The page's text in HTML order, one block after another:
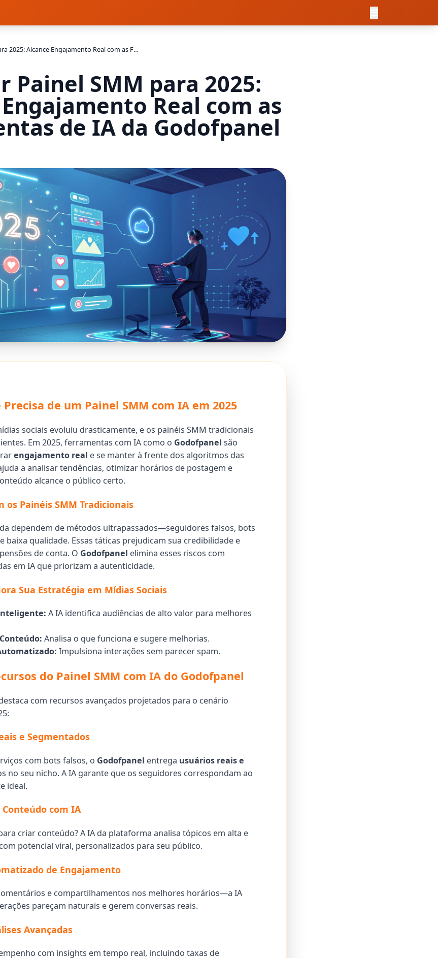
Melhor Painel SMM para 2025: Alcance Engajamento Real com as Ferramentas de IA da Godofpanel
Painel SMM para 2025:
Real com as
de IA da Godofpanel
Precisa de um Painel SMM com IA em 2025
sociais evoluiu drasticamente, e os painéis SMM tradicionais
Em 2025, ferramentas com IA como o Godofpanel são
engajamento real e se manter à frente dos algoritmos das
a analisar tendências, otimizar horários de postagem e
alcance o público certo.
os Painéis SMM Tradicionais
dependem de métodos ultrapassados—seguidores falsos, bots
baixa qualidade. Essas táticas prejudicam sua credibilidade e
de conta. O Godofpanel elimina esses riscos com
em IA que priorizam a autenticidade.
Sua Estratégia em Mídias Sociais
A IA identifica audiências de alto valor para melhores
Analisa o que funciona e sugere melhorias.
Impulsiona interações sem parecer spam.
do Painel SMM com IA do Godofpanel
com recursos avançados projetados para o cenário
e Segmentados
com bots falsos, o Godofpanel entrega usuários reais e
no seu nicho. A IA garante que os seguidores correspondam ao
ideal.
Conteúdo com IA
criar conteúdo? A IA da plataforma analisa tópicos em alta e
potencial viral, personalizados para seu público.
de Engajamento
e compartilhamentos nos melhores horários—a IA
pareçam naturais e gerem conversas reais.
Avançadas
com insights em tempo real, incluindo taxas de